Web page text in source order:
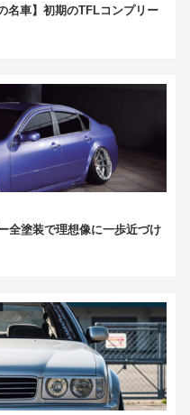
名車】初期のTFLコンプリー
全塗装で理想像に一歩近づけ